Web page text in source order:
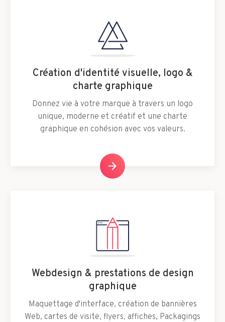
Création d'identité visuelle, logo &
charte graphique
Donnez vie à votre marque à travers un logo
unique, moderne et créatif et une charte
graphique en cohésion avec vos valeurs.
arrow_forward
Webdesign & prestations de design
graphique
Maquettage d'interface, création de bannières
Web, cartes de visite, flyers, affiches, Packagings